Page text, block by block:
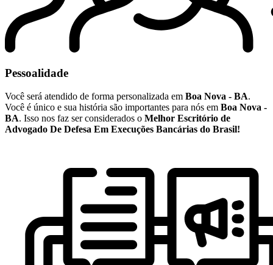
Pessoalidade
Você será atendido de forma personalizada em Boa Nova - BA.
Você é único e sua história são importantes para nós em Boa Nova -
BA. Isso nos faz ser considerados o Melhor Escritório de
Advogado De Defesa Em Execuções Bancárias do Brasil!